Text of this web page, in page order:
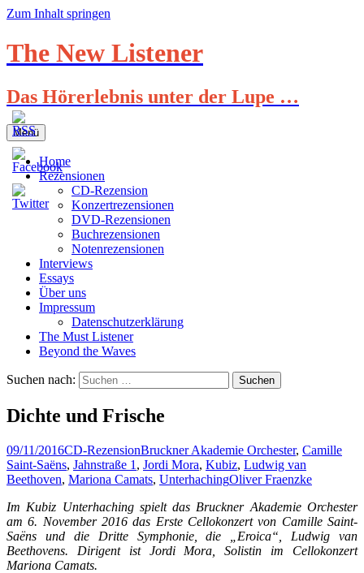
Zum Inhalt springen
The New Listener
Das Hörerlebnis unter der Lupe …
Menü
Home
Rezensionen
CD-Rezension
Konzertrezensionen
DVD-Rezensionen
Buchrezensionen
Notenrezensionen
Interviews
Essays
Über uns
Impressum
Datenschutzerklärung
The Must Listener
Beyond the Waves
Suchen nach:
Dichte und Frische
09/11/2016CD-RezensionBruckner Akademie Orchester, Camille
Saint-Saëns, Jahnstraße 1 , Jordi Mora, Kubiz, Ludwig van
Beethoven, Mariona Camats, UnterhachingOliver Fraenzke
Im Kubiz Unterhaching spielt das Bruckner Akademie Orchester
am 6. November 2016 das Erste Cellokonzert von Camille Saint-
Saëns und die Dritte Symphonie, die „Eroica“, Ludwig van
Beethovens. Dirigent ist Jordi Mora, Solistin im Cellokonzert
Mariona Camats.